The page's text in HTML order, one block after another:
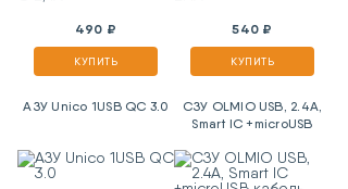
490 ₽
КУПИТЬ
540 ₽
КУПИТЬ
АЗУ Unico 1USB QC 3.0
СЗУ OLMIO USB, 2.4A,
Smart IC +microUSB